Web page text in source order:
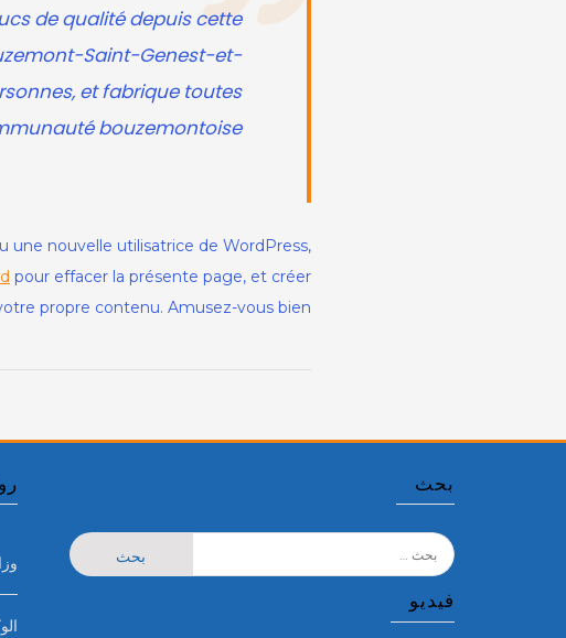
de qualité depuis cette
Saint-Genest-et-
et fabrique toutes
bouzemontoise.
une nouvelle utilisatrice de WordPress,
pour effacer la présente page, et créer
propre contenu. Amusez-vous bien !
بحث
البحث
عن:
فيديو